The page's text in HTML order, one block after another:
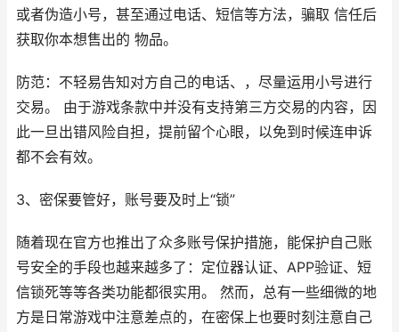
或者伪造小号，甚至通过电话、短信等方法，骗取 信任后
获取你本想售出的 物品。
防范：不轻易告知对方自己的电话、，尽量运用小号进行
交易。 由于游戏条款中并没有支持第三方交易的内容，因
此一旦出错风险自担，提前留个心眼，以免到时候连申诉
都不会有效。
3、密保要管好，账号要及时上“锁”
随着现在官方也推出了众多账号保护措施，能保护自己账
号安全的手段也越来越多了：定位器认证、APP验证、短
信锁死等等各类功能都很实用。 然而，总有一些细微的地
方是日常游戏中注意差点的，在密保上也要时刻注意自己